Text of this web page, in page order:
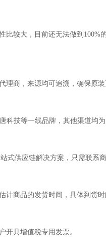
比较大，目前还无法做到
商，来源均可追溯，确保原装
科技等一线品牌，其他渠道均
式供应链解决方案，只需联系
商品的发货时间，具体到货
开具增值税专用发票。